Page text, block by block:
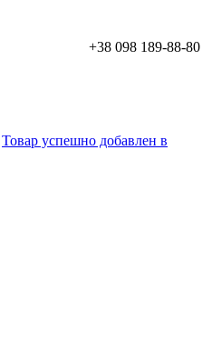
+38 098 189-88-80
Товар успешно добавлен в